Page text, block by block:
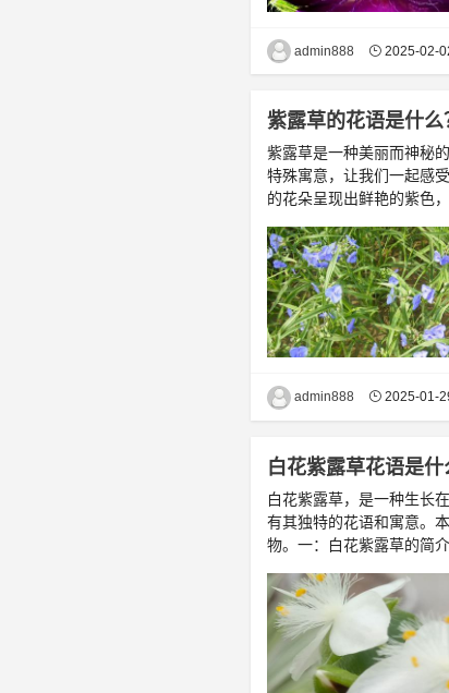
admin888 2025-02-
紫露草的花语是什么
紫露草是一种美丽而神秘
特殊寓意，让我们一起感
的花朵呈现出鲜艳的紫色
admin888 2025-01-
白花紫露草花语是
白花紫露草，是一种生长
有其独特的花语和寓意。
物。一：白花紫露草的简